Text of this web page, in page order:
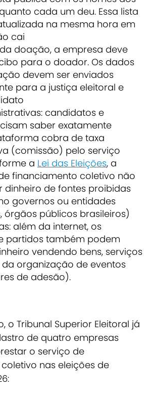
cada um deu. Essa lista
na mesma hora em
cai
doação, a empresa deve
para o doador. Os dados
devem ser enviados
para a justiça eleitoral e
candidatos e
saber exatamente
cobra de taxa
(comissão) pelo serviço
a Lei das Eleições, a
financiamento coletivo não
dinheiro de fontes proibidas
governos ou entidades
órgãos públicos brasileiros)
além da internet, os
partidos também podem
vendendo bens, serviços
organização de eventos
de adesão).
o Tribunal Superior Eleitoral já
de quatro empresas
o serviço de
nas eleições de